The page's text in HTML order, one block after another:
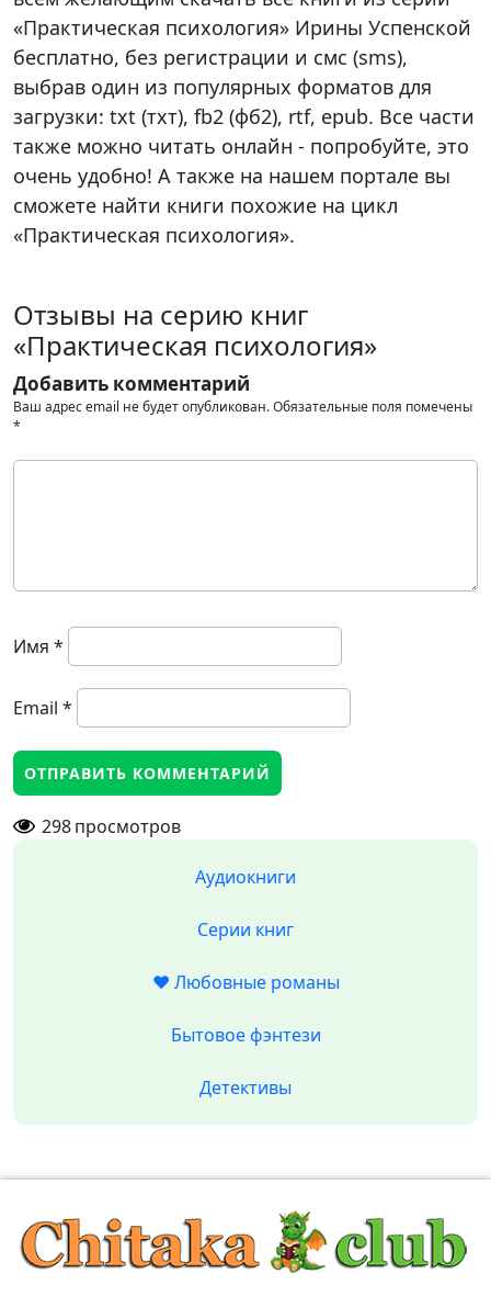
«Практическая психология» Ирины Успенской
бесплатно, без регистрации и смс (sms),
выбрав один из популярных форматов для
загрузки: txt (тхт), fb2 (фб2), rtf, epub. Все части
также можно читать онлайн - попробуйте, это
очень удобно! А также на нашем портале вы
сможете найти книги похожие на цикл
«Практическая психология».
Отзывы на серию книг
«Практическая психология»
Добавить комментарий
Ваш адрес email не будет опубликован.Обязательные поля помечены
*
Имя *
Email *
298просмотров
Аудиокниги
Серии книг
❤️ Любовные романы
Бытовое фэнтези
Детективы